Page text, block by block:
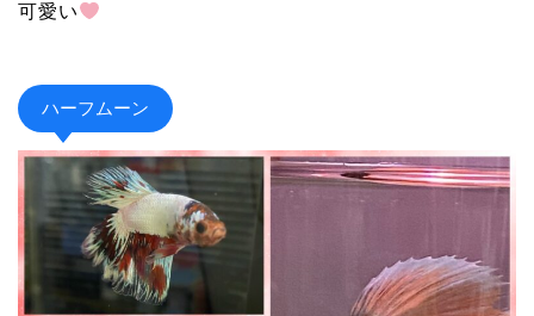
可愛い
ハーフムーン